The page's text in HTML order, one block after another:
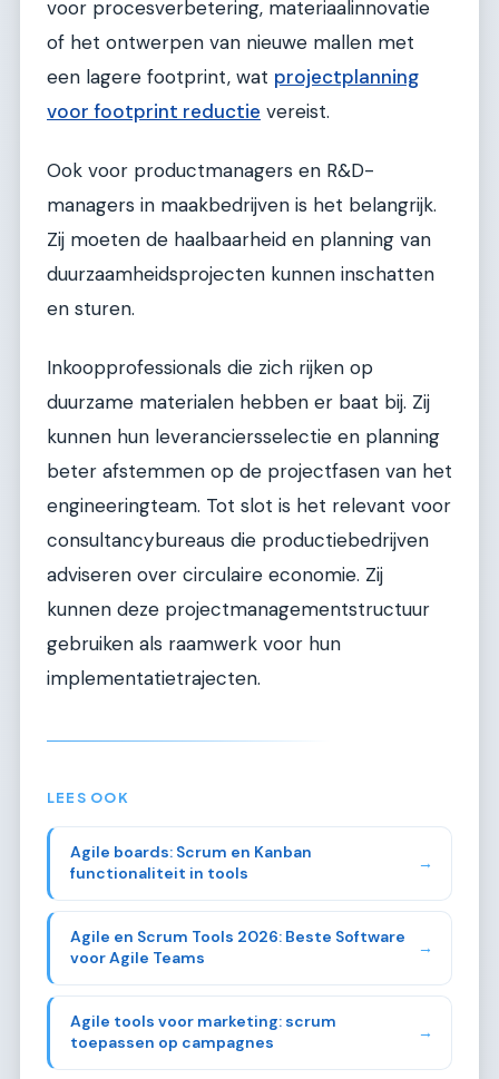
voor procesverbetering, materiaalinnovatie
of het ontwerpen van nieuwe mallen met
een lagere footprint, wat projectplanning
voor footprint reductie vereist.
Ook voor productmanagers en R&D-
managers in maakbedrijven is het belangrijk.
Zij moeten de haalbaarheid en planning van
duurzaamheidsprojecten kunnen inschatten
en sturen.
Inkoopprofessionals die zich rijken op
duurzame materialen hebben er baat bij. Zij
kunnen hun leveranciersselectie en planning
beter afstemmen op de projectfasen van het
engineeringteam. Tot slot is het relevant voor
consultancybureaus die productiebedrijven
adviseren over circulaire economie. Zij
kunnen deze projectmanagementstructuur
gebruiken als raamwerk voor hun
implementatietrajecten.
LEES OOK
Agile boards: Scrum en Kanban
functionaliteit in tools
→
Agile en Scrum Tools 2026: Beste Software
voor Agile Teams
→
Agile tools voor marketing: scrum
toepassen op campagnes
→